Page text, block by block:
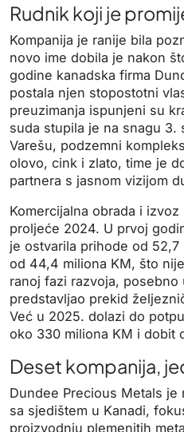
Rudnik koji je
Kompanija je ranije bila
novo ime dobila je nakon
godine kanadska firma
postala njen stopostotni
preuzimanja ispunjeni su
suda stupila je na snagu 3.
Varešu, podzemni
olovo, cink i zlato, time je
partnera s jasnom vizijom
Komercijalna obrada i
proljeće 2024. U prvoj
je ostvarila prihode od
od 44,4 miliona KM, što
ranoj fazi razvoja,
predstavljao prekid
Već u 2025. dolazi do
oko 330 miliona KM i dobit
Deset kompanija,
Dundee Precious Metals je
sa sjedištem u Kanadi,
proizvodnju plemenitih